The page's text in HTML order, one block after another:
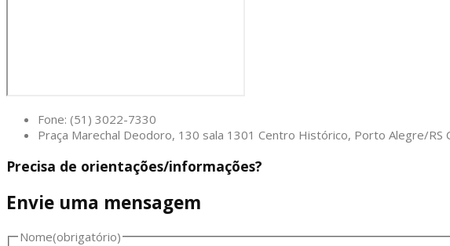
Fone: (51) 3022-7330
Praça Marechal Deodoro, 130 sala 1301 Centro Histórico, Porto Alegre/RS
Precisa de orientações/informações?
Envie uma mensagem
Nome(obrigatório)